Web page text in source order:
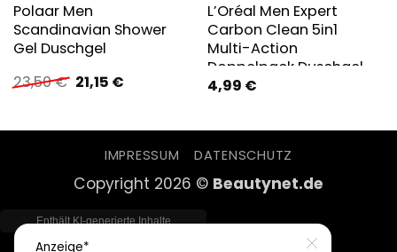
Polaar Men
Scandinavian Shower
Gel Duschgel
23,50€ Ursprünglicher
Preis
21,15 €Aktueller
L’Oréal Men Expert
Carbon Clean 5in1
Multi-Action
Doppelpack Duschgel
4,99 €
IMPRESSUM DATENSCHUTZ
Copyright 2026 © Beautynet.de
Anzeige*